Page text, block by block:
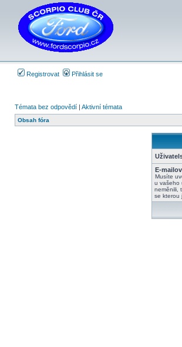
Registrovat Přihlásit se
Témata bez odpovědí | Aktivní témata
Obsah fóra
E-
Musíte
u vašeho
neměnili,
se kterou